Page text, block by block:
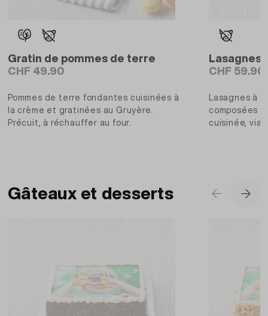
Gratin de pommes de terre
CHF 49.90
Pommes de terre fondantes cuisinées à
la crème et gratinées au Gruyère.
Précuit, à réchauffer au four.
Lasagnes
CHF 59.90
Lasagnes à
composées
cuisinée,
Gâteaux et desserts